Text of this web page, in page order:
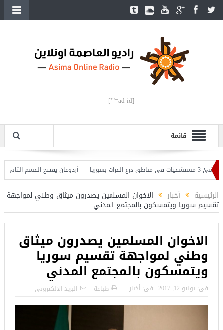
[ad id=""]
قائمة
أردوغان يفتتح القسم الثاني من خط
الرئيسية أخبار الاخوان المسلمين يصدرون ميثاق وطني لمواجهة
تقسيم سوريا ويتمسكون بالمجتمع المدني
الاخوان المسلمين يصدرون ميثاق
وطني لمواجهة تقسيم سوريا
ويتمسكون بالمجتمع المدني
فى: يونيو 12, 2017 فى: أخبار طباعة البريد الالكترونى